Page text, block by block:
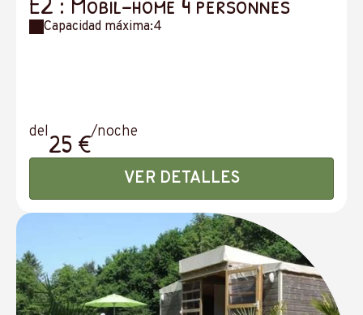
Capacidad máxima:4
del25 €/noche
VER DETALLES